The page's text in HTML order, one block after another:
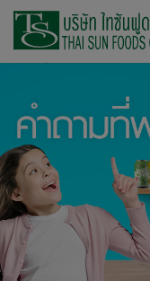
Skip